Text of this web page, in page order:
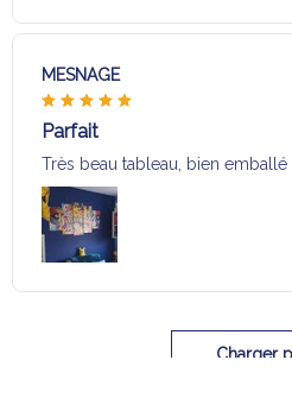
MESNAGE
Parfait
Très beau tableau, bien
Charger